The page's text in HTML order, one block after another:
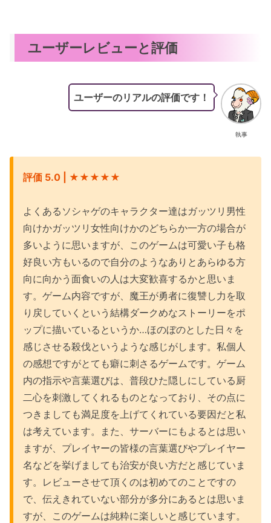
ユーザーレビューと評価
執事
ユーザーのリアルの評価です！
評価 5.0 | ★ ★★ ★ ★
よくあるソシャゲのキャラクター達はガッツリ男性
向けかガッツリ女性向けかのどちらか一方の場合が
多いように思いますが、このゲームは可愛い子も格
好良い方もいるので自分のようなありとあらゆる方
向に向かう面食いの人は大変歓喜するかと思いま
す。ゲーム内容ですが、魔王が勇者に復讐し力を取
り戻していくという結構ダークめなストーリーをポ
ップに描いているというか…ほのぼのとした日々を
感じさせる殺伐というような感じがします。私個人
の感想ですがとても癖に刺さるゲームです。ゲーム
内の指示や言葉選びは、普段ひた隠しにしている厨
二心を刺激してくれるものとなっており、その点に
つきましても満足度を上げてくれている要因だと私
は考えています。また、サーバーにもよるとは思い
ますが、プレイヤーの皆様の言葉選びやプレイヤー
名などを挙げましても治安が良い方だと感じていま
す。レビューさせて頂くのは初めてのことですの
で、伝えきれていない部分が多分にあるとは思いま
すが、このゲームは純粋に楽しいと感じています。